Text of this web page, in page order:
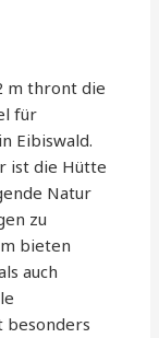
m thront die
für
Eibiswald.
ist die Hütte
Natur
zu
bieten
auch
besonders